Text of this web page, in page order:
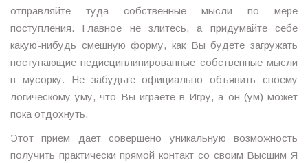
отправляйте туда собственные мысли по мере
поступления. Главное не злитесь, а придумайте себе
какую-нибудь смешную форму, как Вы будете загружать
поступающие недисциплинированные собственные мысли
в мусорку. Не забудьте официально объявить своему
логическому уму, что Вы играете в Игру, а он (ум) может
пока отдохнуть.
Этот прием дает совершено уникальную возможность
получить практически прямой контакт со своим Высшим Я